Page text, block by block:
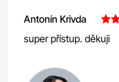
Antonín Krivda
super přístup. děkuji